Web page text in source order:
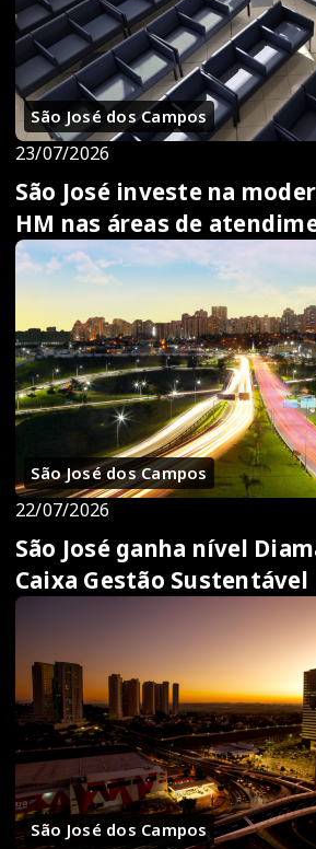
São José dos Campos
23/07/2026
São José investe na
HM nas áreas de
São José dos Campos
22/07/2026
São José ganha nível
Caixa Gestão Sustentável
São José dos Campos